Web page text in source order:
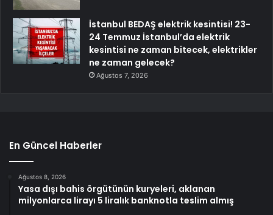
İstanbul BEDAŞ elektrik kesintisi! 23-
24 Temmuz İstanbul’da elektrik
kesintisi ne zaman bitecek, elektrikler
ne zaman gelecek?
Ağustos 7, 2026
En Güncel Haberler
Ağustos 8, 2026
Yasa dışı bahis örgütünün kuryeleri, aklanan
milyonlarca lirayı 5 liralık banknotla teslim almış